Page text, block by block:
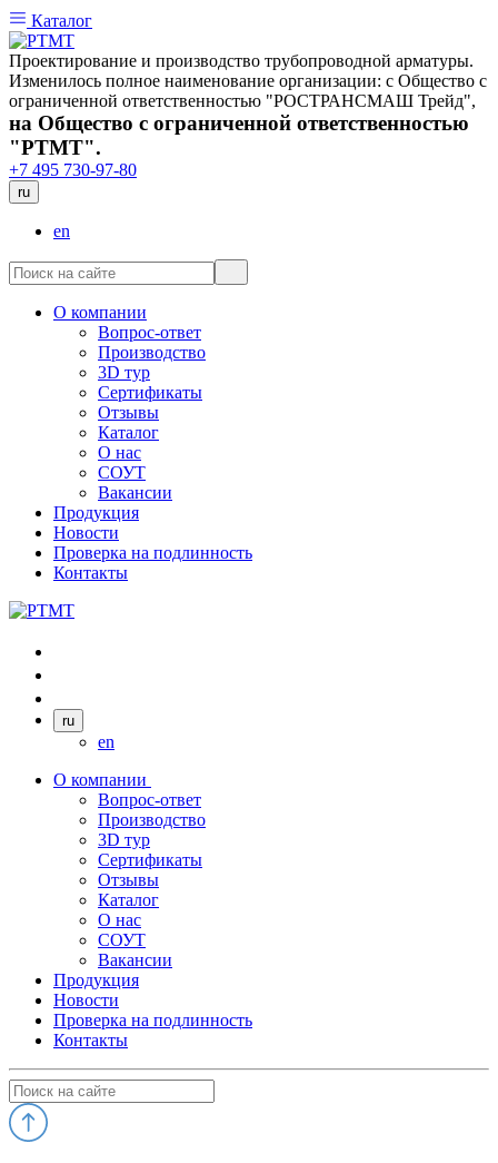
Каталог
Проектирование и производство трубопроводной арматуры.
Изменилось полное наименование организации: с Общество с
ограниченной ответственностью "РОСТРАНСМАШ Трейд",
на Общество с ограниченной ответственностью
"РТМТ".
+7 495 730-97-80
ru
en
О компании
Вопрос-ответ
Производство
3D тур
Сертификаты
Отзывы
Каталог
О нас
СОУТ
Вакансии
Продукция
Новости
Проверка на подлинность
Контакты
ru
en
О компании
Вопрос-ответ
Производство
3D тур
Сертификаты
Отзывы
Каталог
О нас
СОУТ
Вакансии
Продукция
Новости
Проверка на подлинность
Контакты